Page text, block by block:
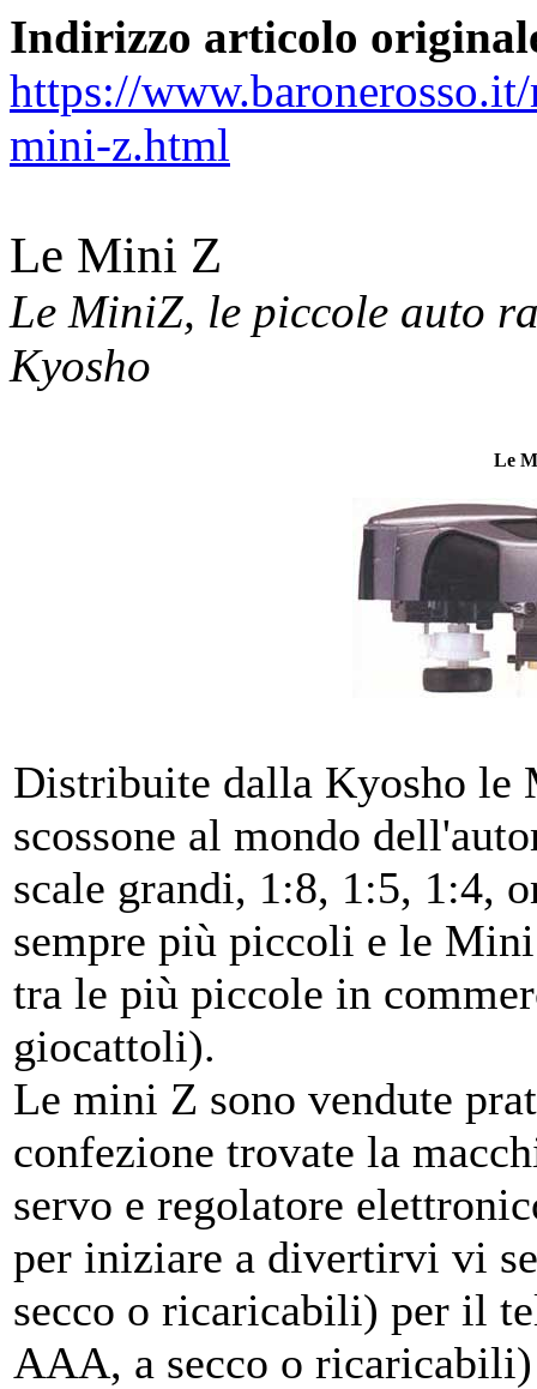
Indirizzo articolo
https://
mini-z.html
Le Mini Z
Le MiniZ, le piccole auto
Kyosho
Le
Distribuite dalla Kyosho le
scossone al mondo
scale grandi, 1:8, 1:5, 1:4,
sempre più piccoli e le
tra le più piccole in
giocattoli).
Le mini Z sono vendute
confezione trovate la
servo e regolatore
per iniziare a divertirvi vi
secco o ricaricabili) per il
AAA, a secco o